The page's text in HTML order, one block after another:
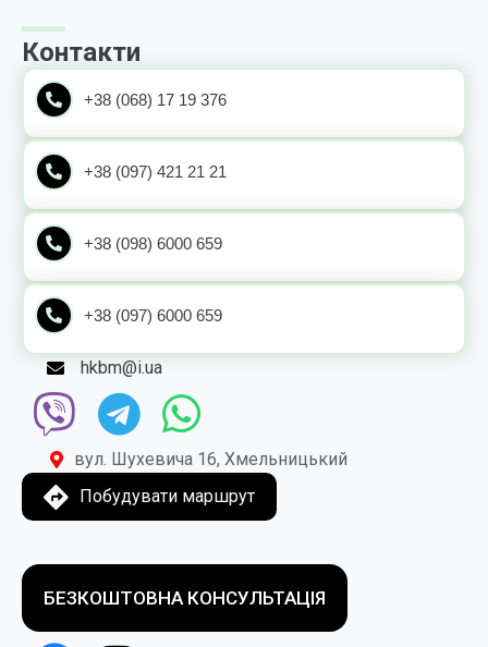
Контакти
+38 (068) 17 19 376
+38 (097) 421 21 21
+38 (098) 6000 659
+38 (097) 6000 659
hkbm@i.ua
вул. Шухевича 16, Хмельницький
Побудувати маршрут
БЕЗКОШТОВНА КОНСУЛЬТАЦІЯ